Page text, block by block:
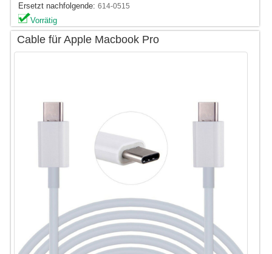
Ersetzt nachfolgende:614-0515
Vorrätig
Cable für Apple Macbook Pro